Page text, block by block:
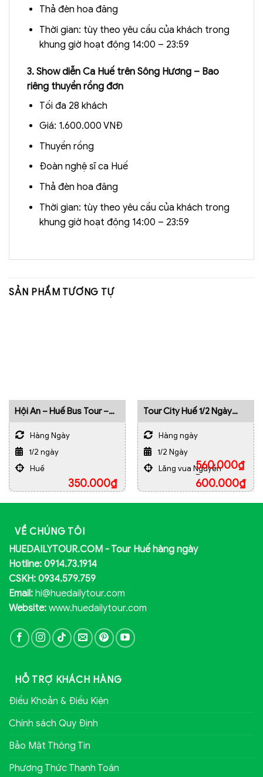
Thả đèn hoa đăng
Thời gian: tùy theo yêu cầu của khách trong
khung giờ hoạt động 14:00 – 23:59
3. Show diễn Ca Huế trên Sông Hương – Bao
riêng thuyền rồng đơn
Tối đa 28 khách
Giá: 1.600.000 VNĐ
Thuyền rồng
Đoàn nghệ sĩ ca Huế
Thả đèn hoa đăng
Thời gian: tùy theo yêu cầu của khách trong
khung giờ hoạt động 14:00 – 23:59
SẢN PHẨM TƯƠNG TỰ
Hội An – Huế Bus Tour –
Hành Trình 4 Điểm Dừng
350.000₫
Hàng Ngày
1/2 ngày
Huế
Tour City Huế 1/2 Ngày
Buổi Chiều
560.000₫
–
600.000₫
Hàng ngày
1/2 Ngày
Lăng vua Nguyễn
VỀ CHÚNG TÔI
HUEDAILYTOUR.COM - Tour Huế hàng ngày
Hotline: 0914.73.1914
CSKH: 0934.579.759
Email: hi@huedailytour.com
Website: www.huedailytour.com
HỖ TRỢ KHÁCH HÀNG
Điều Khoản & Điều Kiện
Chính sách Quy Định
Bảo Mật Thông Tin
Phương Thức Thanh Toán